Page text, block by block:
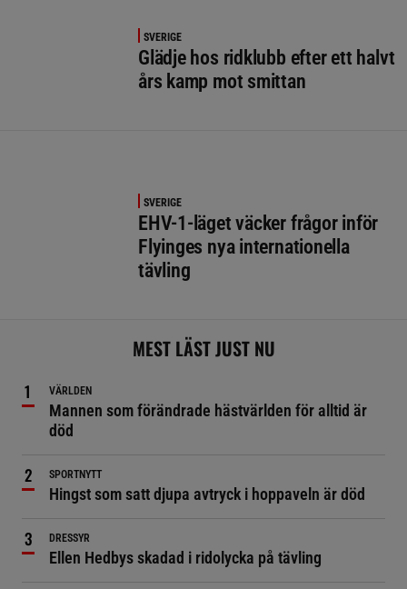
SVERIGE
Glädje hos ridklubb efter ett halvt
års kamp mot smittan
SVERIGE
EHV-1-läget väcker frågor inför
Flyinges nya internationella
tävling
MEST LÄST JUST NU
VÄRLDEN
Mannen som förändrade hästvärlden för alltid är
död
SPORTNYTT
Hingst som satt djupa avtryck i hoppaveln är död
DRESSYR
Ellen Hedbys skadad i ridolycka på tävling